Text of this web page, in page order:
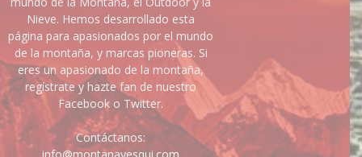
Nieve. Hemos desarrollado esta
página para apasionados por el mundo
de la montaña, y marcas pioneras. Si
eres un apasionado de la montaña,
regístrate y hazte fan de nuestro
Facebook o Twitter.
Contáctanos: